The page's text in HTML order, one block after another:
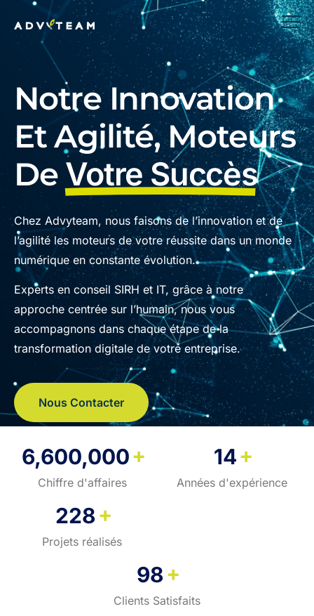
Notre Innovation
Et Agilité, Moteurs
De Votre Succès
Chez Advyteam, nous faisons de l’innovation et de
l’agilité les moteurs de votre réussite dans un monde
numérique en constante évolution.
Experts en conseil SIRH et IT, grâce à notre
approche centrée sur l’humain, nous vous
accompagnons dans chaque étape de la
transformation digitale de votre entreprise.
Nous Contacter
6,600,000+
Chiffre d'affaires
14+
Années d'expérience
228+
Projets réalisés
98+
Clients Satisfaits